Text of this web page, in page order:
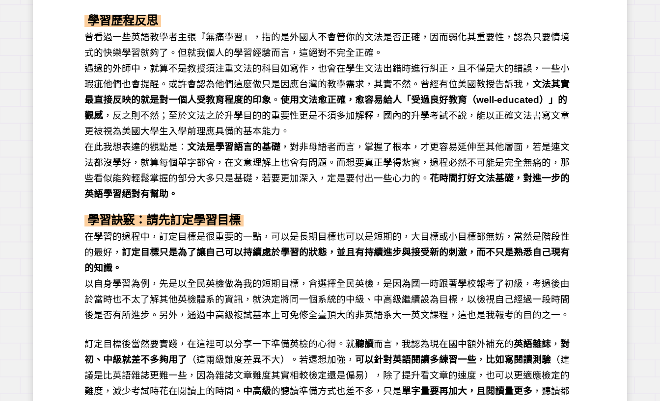
學習歷程反思
曾看過一些英語教學者主張『無痛學習』，指的是外國人不會管你的文法是否正確，因而弱化其重要性，認為只要情境
式的快樂學習就夠了。但就我個人的學習經驗而言，這絕對不完全正確。
遇過的外師中，就算不是教授須注重文法的科目如寫作，也會在學生文法出錯時進行糾正，且不僅是大的錯誤，一些小
瑕疵他們也會提醒。或許會認為他們這麼做只是因應台灣的教學需求，其實不然。曾經有位美國教授告訴我， 文法其實
最直接反映的就是對一個人受教育程度的印象 。 使用文法愈正確，愈容易給人「受過良好教育（well-educated）」的
觀感 ，反之則不然；至於文法之於升學目的的重要性更是不須多加解釋，國內的升學考試不說，能以正確文法書寫文章
更被視為美國大學生入學前理應具備的基本能力。
在此我想表達的觀點是： 文法是學習語言的基礎 ，對非母語者而言，掌握了根本，才更容易延伸至其他層面，若是連文
法都沒學好，就算每個單字都會，在文意理解上也會有問題。而想要真正學得紮實，過程必然不可能是完全無痛的，那
些看似能夠輕鬆掌握的部分大多只是基礎，若要更加深入，定是要付出一些心力的。 花時間打好文法基礎，對進一步的
英語學習絕對有幫助。
學習訣竅：請先訂定學習目標
在學習的過程中，訂定目標是很重要的一點，可以是長期目標也可以是短期的，大目標或小目標都無妨，當然是階段性
的最好， 訂定目標只是為了讓自己可以持續處於學習的狀態，並且有持續進步與接受新的刺激，而不只是熟悉自己現有
的知識。
以自身學習為例，先是以全民英檢做為我的短期目標，會選擇全民英檢，是因為國一時跟著學校報考了初級，考過後由
於當時也不太了解其他英檢體系的資訊，就決定將同一個系統的中級、中高級繼續設為目標，以檢視自己經過一段時間
後是否有所進步。另外，通過中高級複試基本上可免修全臺頂大的非英語系大一英文課程，這也是我報考的目的之一。
訂定目標後當然要實踐，在這裡可以分享一下準備英檢的心得。就聽讀而言，我認為現在國中額外補充的英語雜誌 ， 對
初、中級就差不多夠用了 （這兩級難度差異不大）。若還想加強， 可以針對英語閱讀多練習一些 ， 比如寫閱讀測驗 （建
議是比英語雜誌更難一些，因為雜誌文章難度其實相較檢定還是偏易），除了提升看文章的速度，也可以更適應檢定的
難度，減少考試時花在閱讀上的時間。 中高級的聽讀準備方式也差不多，只是單字量要再加大，且閱讀量更多 ，聽讀都